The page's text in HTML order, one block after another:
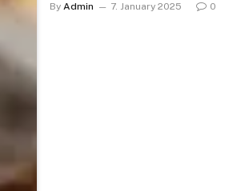
By Admin 7. January 2025 0